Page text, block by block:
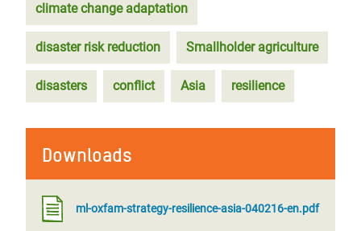
climate change adaptation
disaster risk reduction Smallholder agriculture
disasters conflict Asia resilience
Downloads
ml-oxfam-strategy-resilience-asia-040216-en.pdf